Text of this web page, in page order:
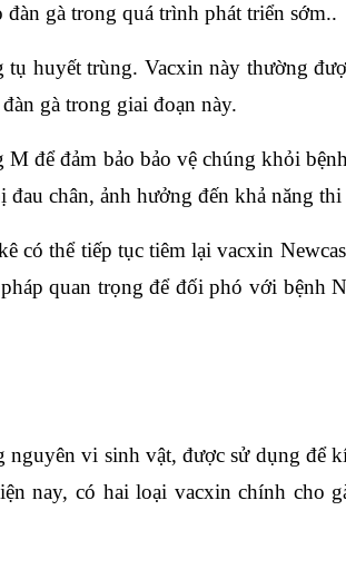
gà trong quá trình phát triển sớm..
huyết trùng. Vacxin này thường
gà trong giai đoạn này.
để đảm bảo bảo vệ chúng khỏi
chân, ảnh hưởng đến khả năng thi
có thể tiếp tục tiêm lại vacxin
quan trọng để đối phó với bệnh
nguyên vi sinh vật, được sử dụng để
nay, có hai loại vacxin chính cho